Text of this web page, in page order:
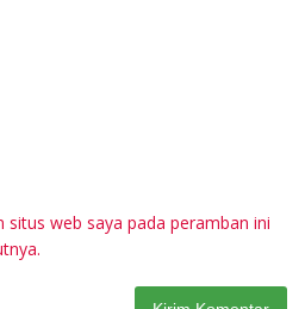
situs web saya pada peramban ini